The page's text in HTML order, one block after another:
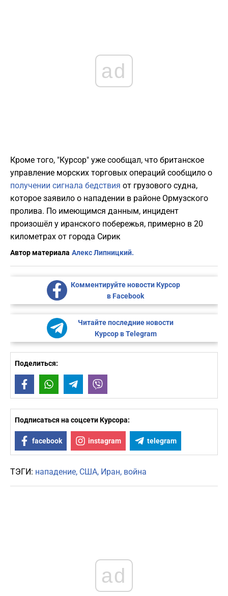
ad
Кроме того, "Курсор" уже сообщал, что британское
управление морских торговых операций сообщило о
получении сигнала бедствия от грузового судна,
которое заявило о нападении в районе Ормузского
пролива. По имеющимся данным, инцидент
произошёл у иранского побережья, примерно в 20
километрах от города Сирик
Автор материала Алекс Липницкий.
Комментируйте новости Курсор
в Facebook
Читайте последние новости
Курсор в Telegram
Поделиться:
FacebookWhatsAppTelegram
Подписаться на соцсети Курсора:
facebook instagram telegram
ТЭГИ: нападение США Иран война
ad